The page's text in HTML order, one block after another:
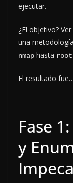
ejecutar.
¿El objetivo?
una
nmap hasta
El resultado
Fase
y